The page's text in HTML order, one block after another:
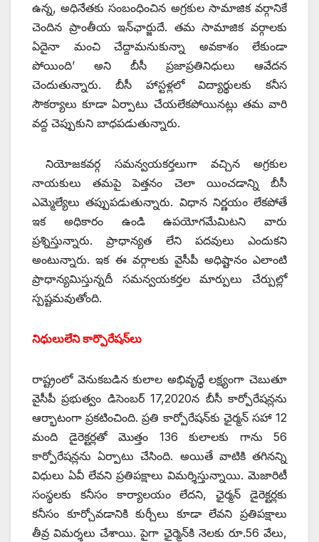
ఉన్న, అధినేతకు సంబంధించిన అగ్రకుల సామాజిక వర్గానికే
చెందిన ప్రాంతీయ ఇన్‌ఛార్జుదే. తమ సామాజిక వర్గాలకు
ఏదైనా మంచి చేద్దామనుకున్నా అవకాశం లేకుండా
పోయింది’ అని బీసీ ప్రజాప్రతినిధులు ఆవేదన
చెందుతున్నారు. బీసీ హాస్టళ్లలో విద్యార్థులకు కనీస
సౌకర్యాలు కూడా ఏర్పాటు చేయలేకపోయినట్లు తమ వారి
వద్ద చెప్పుకుని బాధపడుతున్నారు.
నియోజకవర్గ సమన్వయకర్తలుగా వచ్చిన అగ్రకుల
నాయకులు తమపై పెత్తనం చెలా యించడాన్ని బీసీ
ఎమ్మెల్యేలు తప్పుపడుతున్నారు. విధాన నిర్ణయం లేకపోతే
ఇక అధికారం ఉండి ఉపయోగమేమిటని వారు
ప్రశ్నిస్తున్నారు. ప్రాధాన్యత లేని పదవులు ఎందుకని
అంటున్నారు. ఇక ఈ వర్గాలకు వైసీపీ అధిష్టానం ఎలాంటి
ప్రాధాన్యమిస్తున్నదీ సమన్వయకర్తల మార్పులు చేర్పుల్లో
స్పష్టమవుతోంది.
నిధులులేని కార్పొరేషన్‌లు
రాష్ట్రంలో వెనుకబడిన కులాల అభివృధ్ధే లక్ష్యంగా చెబుతూ
వైసీపీ ప్రభుత్వం డిసెంబర్‌ 17,2020‌న బీసీ కార్పోరేషన్లను
ఆర్భాటంగా ప్రకటించింది. ప్రతి కార్పోరేషన్‌కు ఛైర్మన్‌ ‌సహా 12
మంది డైరెక్టర్లతో మొత్తం 136 కులాలకు గాను 56
కార్పోరేషన్లను ఏర్పాటు చేసింది. అయితే వాటికి తగినన్ని
విధులు ఏవీ లేవని ప్రతిపక్షాలు విమర్శిస్తున్నాయి. మెజారిటీ
సంస్థలకు కనీసం కార్యాలయం లేదని, ఛైర్మన్‌ ‌డైరెక్టర్లకు
కనీసం కూర్చోవడానికి కుర్చీలు కూడా లేవని ప్రతిపక్షాలు
తీవ్ర విమర్శలు చేశాయి. పైగా ఛైర్మెన్‌కి నెలకు రూ.56 వేలు,